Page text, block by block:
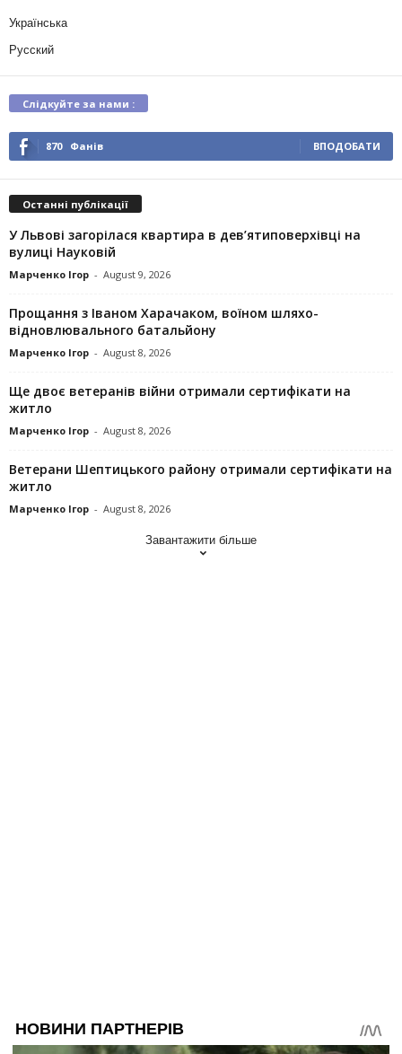
Українська
Русский
Слідкуйте за нами :
870 Фанів ВПОДОБАТИ
Останні публікації
У Львові загорілася квартира в дев’ятиповерхівці на
вулиці Науковій
Марченко Ігор - August 9, 2026
Прощання з Іваном Харачаком, воїном шляхо-
відновлювального батальйону
Марченко Ігор - August 8, 2026
Ще двоє ветеранів війни отримали сертифікати на
житло
Марченко Ігор - August 8, 2026
Ветерани Шептицького району отримали сертифікати на
житло
Марченко Ігор - August 8, 2026
Завантажити більше